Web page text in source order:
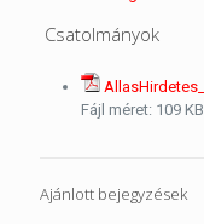
Csatolmányok
Fájl méret: 109 KB
Ajánlott bejegyzések